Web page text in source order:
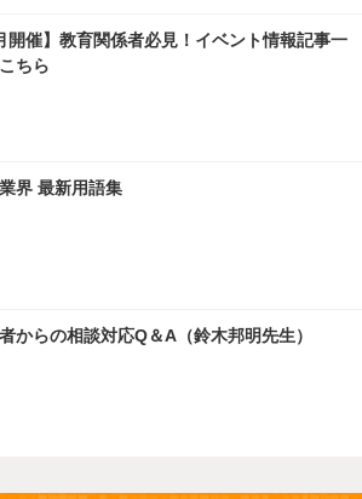
開催】教育関係者必見！イベント情報記事一
ちら
界 最新用語集
からの相談対応Q＆A（鈴木邦明先生）